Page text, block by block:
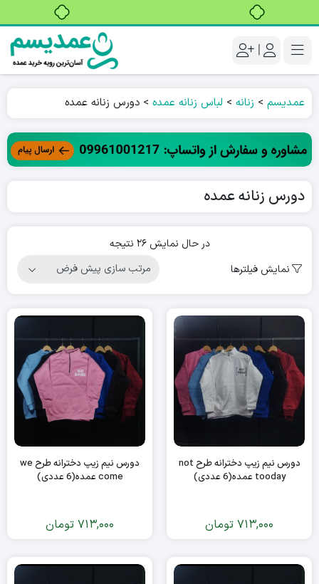
|
عمدیسم > زنانه > لباس زنانه عمده > دورس زنانه عمده
دورس زنانه عمده
در حال نمایش 26 نتیجه
نمایش فیلترها
دورس نیم زیپ دخترانه طرح not
tooday عمده(6 عددی)
713,000 تومان
دورس نیم زیپ دخترانه طرح we
come عمده(6 عددی)
713,000 تومان